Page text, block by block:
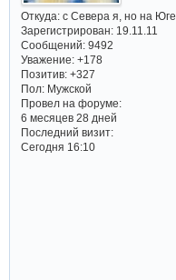
Откуда:с Севера я, но на Юге
Зарегистрирован: 19.11.11
Сообщений:9492
Уважение: +178
Позитив: +327
Пол:Мужской
Провел на форуме:
6 месяцев 28 дней
Последний визит:
Сегодня 16:10